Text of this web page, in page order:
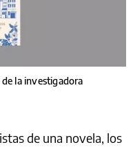
la investigadora
de una novela, los